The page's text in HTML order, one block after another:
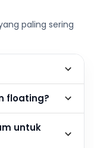
paling sering
floating?
untuk